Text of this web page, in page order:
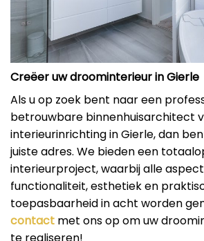
Creëer uw droominterieur in Gierle
Als u op zoek bent naar een
betrouwbare binnenhuisarchitect
interieurinrichting in Gierle, dan
juiste adres. We bieden een
interieurproject, waarbij alle
functionaliteit, esthetiek en
toepasbaarheid in acht worden
contact met ons op om uw